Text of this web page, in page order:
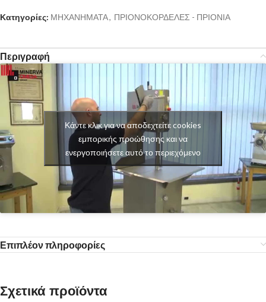
Κατηγορίες: ΜΗΧΑΝΗΜΑΤΑ, ΠΡΙΟΝΟΚΟΡΔΕΛΕΣ - ΠΡΙΟΝΙΑ
Περιγραφή
Κάντε κλικ για να αποδεχτείτε cookies
εμπορικής προώθησης και να
ενεργοποιήσετε αυτό το περιεχόμενο
Επιπλέον πληροφορίες
Σχετικά προϊόντα